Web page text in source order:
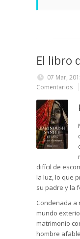
El libro
07 Mar,
Comentarios
difícil de
la luz, lo que
su padre y la
Condenada a
mundo
matrimonio
hombre